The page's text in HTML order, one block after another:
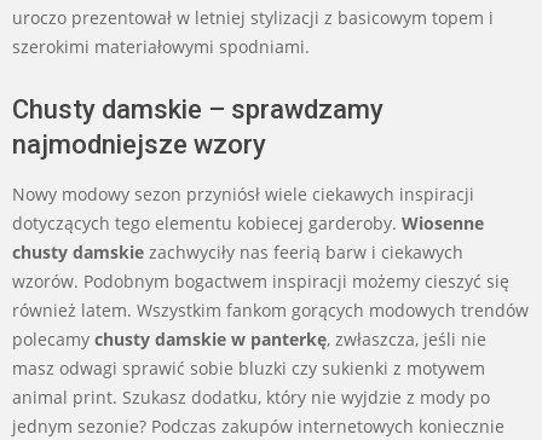
uroczo prezentował w letniej stylizacji z basicowym topem i
szerokimi materiałowymi spodniami.
Chusty damskie – sprawdzamy
najmodniejsze wzory
Nowy modowy sezon przyniósł wiele ciekawych inspiracji
dotyczących tego elementu kobiecej garderoby. Wiosenne
chusty damskie zachwyciły nas feerią barw i ciekawych
wzorów. Podobnym bogactwem inspiracji możemy cieszyć się
również latem. Wszystkim fankom gorących modowych trendów
polecamy chusty damskie w panterkę, zwłaszcza, jeśli nie
masz odwagi sprawić sobie bluzki czy sukienki z motywem
animal print. Szukasz dodatku, który nie wyjdzie z mody po
jednym sezonie? Podczas zakupów internetowych koniecznie